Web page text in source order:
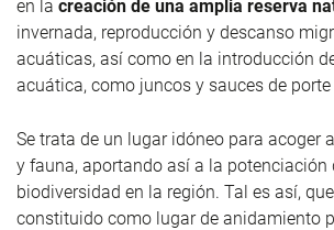
en la creación de una amplia reserva
invernada, reproducción y descanso
acuáticas, así como en la introducción
acuática, como juncos y sauces de porte
Se trata de un lugar idóneo para acoger
y fauna, aportando así a la potenciación
biodiversidad en la región. Tal es así,
constituido como lugar de anidamiento